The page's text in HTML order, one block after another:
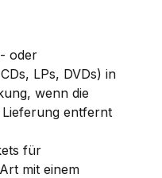
oder
LPs, DVDs) in
wenn die
entfernt
für
mit einem